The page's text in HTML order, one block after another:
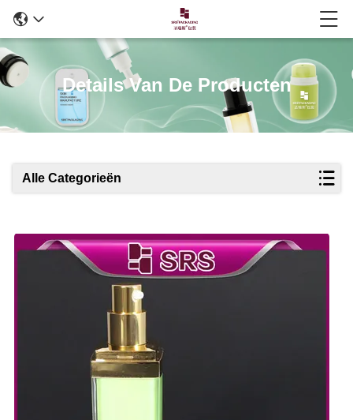
Details Van De Producten
Alle Categorieën